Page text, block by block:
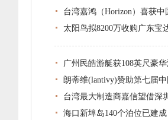
台湾嘉鸿（Horizon）喜获
太阳鸟拟8200万收购广东宝
广州民皓游艇获108英尺豪
朗蒂维(lantivy)赞助第七届
台湾最大制造商嘉信望借深
海口新埠岛140个泊位已建